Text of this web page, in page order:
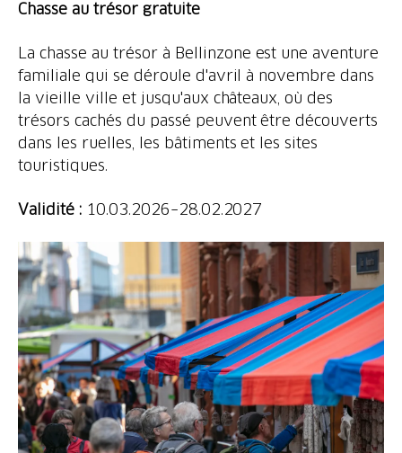
Chasse au trésor gratuite
La chasse au trésor à Bellinzone est une aventure
familiale qui se déroule d'avril à novembre dans
la vieille ville et jusqu'aux châteaux, où des
trésors cachés du passé peuvent être découverts
dans les ruelles, les bâtiments et les sites
touristiques.
Validité : 10.03.2026–28.02.2027